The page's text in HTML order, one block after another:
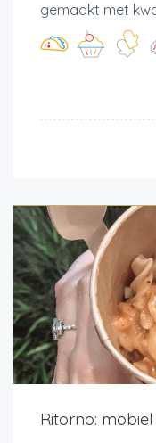
gemaakt met
Ritorno: